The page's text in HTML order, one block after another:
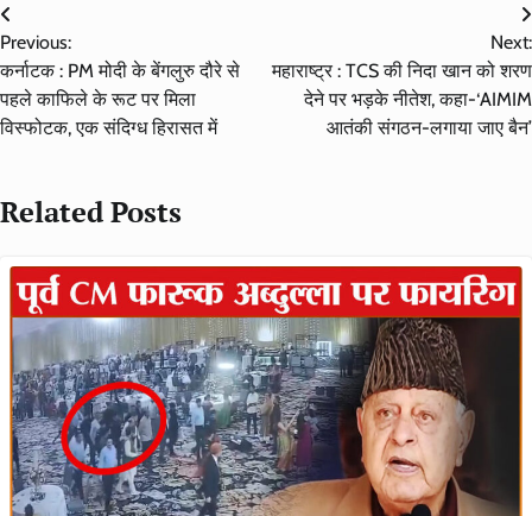
Post
navigation
Previous:
कर्नाटक : PM मोदी के बेंगलुरु दौरे से
पहले काफिले के रूट पर मिला
विस्फोटक, एक संदिग्ध हिरासत में
Next:
महाराष्ट्र : TCS की निदा खान को शरण
देने पर भड़के नीतेश, कहा-‘AIMIM
आतंकी संगठन-लगाया जाए बैन’
Related Posts